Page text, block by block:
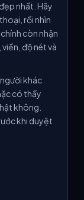
nhất. Hãy
rồi nhìn
còn nhận
độ nét và
khác
có thấy
không.
khi duyệt